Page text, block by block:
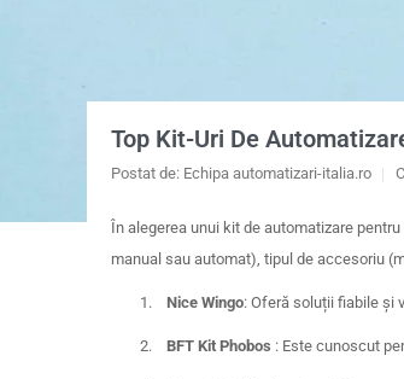
Top Kit-Uri De
Postat de: Echipa automatizari-italia.ro
În alegerea unui kit de automatizare
manual sau automat), tipul de accesoriu
1. Nice Wingo: Oferă soluții fiabile și
2. BFT Kit Phobos : Este cunoscut